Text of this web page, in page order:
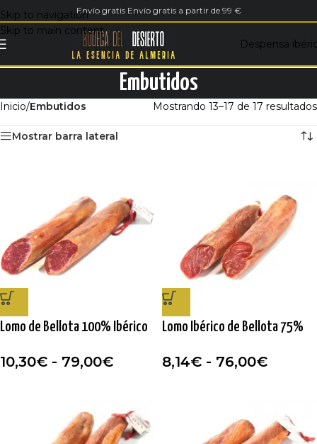
Skip to navigation
Skip to main content
Envío gratis Envío gratis a partir de 99 €
Despensa
Embutidos
Inicio/Embutidos Mostrando 13–17 de 17 resultados
Mostrar barra lateral
Lomo de Bellota 100% Ibérico
10,30€ - 79,00€
Lomo Ibérico de Bellota 75%
8,14€ - 76,00€